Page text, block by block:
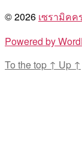
© 2026 เซรามิคค
Powered by
To the top ↑ Up ↑